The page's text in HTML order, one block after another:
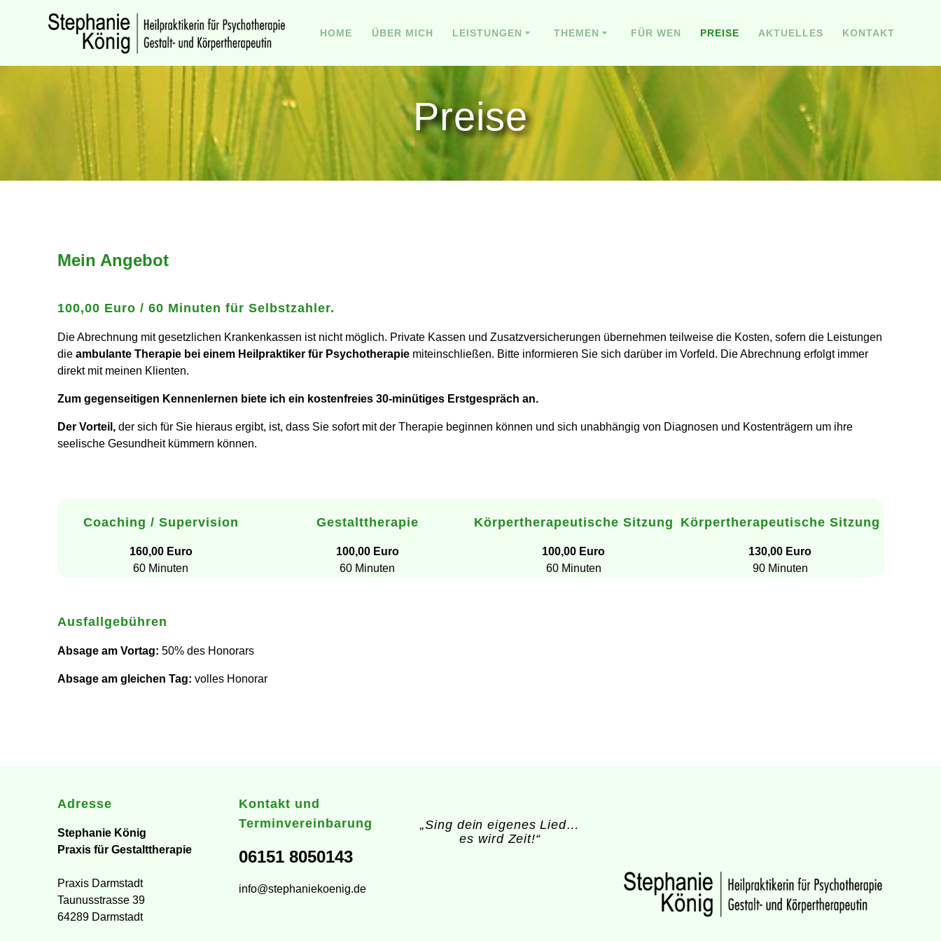
HOME ÜBER MICH LEISTUNGEN THEMEN FÜR WEN PREISE AKTUELLES KONTAKT
Preise
Mein Angebot
100,00 Euro / 60 Minuten für Selbstzahler.
Die Abrechnung mit gesetzlichen Krankenkassen ist nicht möglich. Private Kassen und Zusatzversicherungen übernehmen teilweise die Kosten, sofern die Leistungen
dieambulante Therapie bei einem Heilpraktiker für Psychotherapie miteinschließen. Bitte informieren Sie sich darüber im Vorfeld. Die Abrechnung erfolgt immer
direkt mit meinen Klienten.
Zum gegenseitigen Kennenlernen biete ich ein kostenfreies 30-minütiges Erstgespräch an.
Der Vorteil, der sich für Sie hieraus ergibt, ist, dass Sie sofort mit der Therapie beginnen können und sich unabhängig von Diagnosen und Kostenträgern um ihre
seelische Gesundheit kümmern können.
Coaching / Supervision
160,00 Euro
60 Minuten
Gestalttherapie
100,00 Euro
60 Minuten
Körpertherapeutische Sitzung
100,00 Euro
60 Minuten
Körpertherapeutische Sitzung
130,00 Euro
90 Minuten
Ausfallgebühren
Absage am Vortag: 50% des Honorars
Absage am gleichen Tag: volles Honorar
Adresse
Stephanie König
Praxis für Gestalttherapie
Praxis Darmstadt
Taunusstrasse 39
64289 Darmstadt
Kontakt und
Terminvereinbarung
06151 8050143
info@stephaniekoenig.de
„Sing dein eigenes Lied…
es wird Zeit!“